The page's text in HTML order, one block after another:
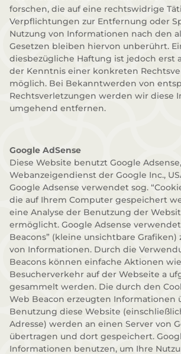
forschen, die auf eine rechtswidrige
Verpflichtungen zur Entfernung oder
Nutzung von Informationen nach den
Gesetzen bleiben hiervon unberührt.
diesbezügliche Haftung ist jedoch erst
der Kenntnis einer konkreten
möglich. Bei Bekanntwerden von
Rechtsverletzungen werden wir diese
umgehend entfernen.
Google AdSense
Diese Website benutzt Google
Webanzeigendienst der Google Inc.,
Google Adsense verwendet sog.
die auf Ihrem Computer gespeichert
eine Analyse der Benutzung der
ermöglicht. Google Adsense verwendet
Beacons” (kleine unsichtbare Grafiken)
von Informationen. Durch die
Beacons können einfache Aktionen
Besucherverkehr auf der Webseite a
gesammelt werden. Die durch den
Web Beacon erzeugten Informationen
Benutzung diese Website
Adresse) werden an einen Server von
übertragen und dort gespeichert.
Informationen benutzen, um Ihre